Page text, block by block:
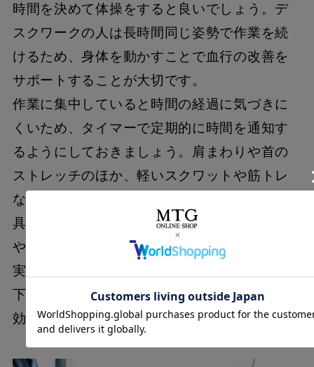
時間を決めて体操をすると良いでしょう。デ
スクワークの人は長時間同じ姿勢で作業を続
けるため、身体を動かすことで血行の改善を
サポートすることが大切です。
作業に集中していると時間の経過に気づきに
くいため、タイマーで定期的に時間を通知す
るようにしておきましょう。肩まわりや首の
ストレッチのほか、軽いスクワットや筋トレ
などを取り入れるのもおすすめです。
具体的には、椅子に座ったまま肩を回す動き
や、立ち上がって背伸びをする動作が手軽に
実践できます。また、足踏みやかかとの上げ
下げなど、デスク周りでできる簡単な運動も
効果的でしょう。